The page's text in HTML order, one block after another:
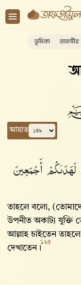
ভূমিকা তাফসীর
আয়াত
أَجْمَعِينَ
তাহলে বলো,
উপনীত অকাট্য যুক্তি
আল্লাহ‌ চাইতেন
দেখাতেন।
১২৫